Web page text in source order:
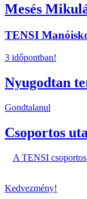
Mesés
TENSI
3 időpontban!
Nyugodtan
Gondtalanul
Csoportos
A TENSI
Kedvezmény!